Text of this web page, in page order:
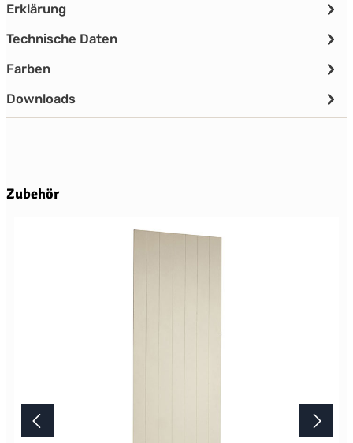
Erklärung
Technische Daten
Farben
Downloads
Produktgalerie überspringen
Zubehör